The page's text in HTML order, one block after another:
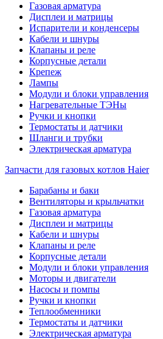
Газовая арматура
Дисплеи и матрицы
Испарители и конденсеры
Кабели и шнуры
Клапаны и реле
Корпусные детали
Крепеж
Лампы
Модули и блоки управления
Нагревательные ТЭНы
Ручки и кнопки
Термостаты и датчики
Шланги и трубки
Электрическая арматура
Запчасти для газовых котлов Haier
Барабаны и баки
Вентиляторы и крыльчатки
Газовая арматура
Дисплеи и матрицы
Кабели и шнуры
Клапаны и реле
Корпусные детали
Модули и блоки управления
Моторы и двигатели
Насосы и помпы
Ручки и кнопки
Теплообменники
Термостаты и датчики
Электрическая арматура